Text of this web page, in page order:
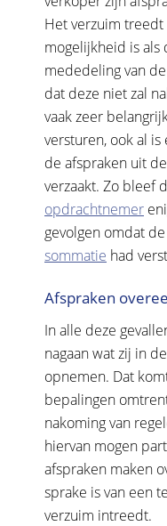
Het verzuim
mogelijkheid is als
mededeling van
dat deze niet zal
vaak zeer
versturen, ook al
de afspraken uit
verzaakt. Zo bleef
opdrachtnemer
gevolgen omdat
sommatie had
Afspraken
In alle deze
nagaan wat zij in
opnemen. Dat
bepalingen
nakoming van
hiervan mogen
afspraken maken
sprake is van een
verzuim intreedt.